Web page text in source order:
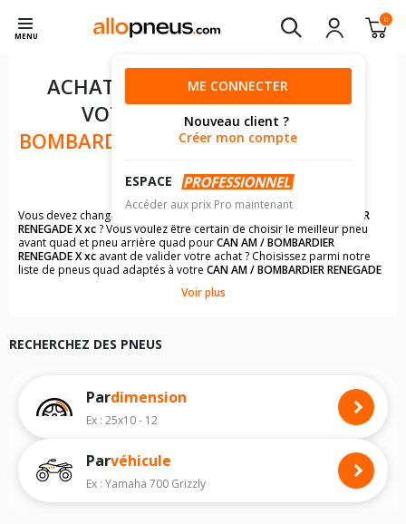
MENU
0
ME CONNECTER
Nouveau client ?
Créer mon compte
ESPACE
Accéder aux prix Pro maintenant
ACHAT DE PNEUS POUR
VOTRECAN AM /
BOMBARDIER RENEGADE X XC
1000 CM3
Vous devez changer les pneus quad de votre
CAN AM / BOMBARDIER
RENEGADE X xc? Vous voulez être certain de choisir le meilleur pneu
avant quad et pneu arrière quad pourCAN AM / BOMBARDIER
RENEGADE X xc avant de valider votre achat ? Choisissez parmi notre
liste de pneus quad adaptés à votre CAN AM / BOMBARDIER RENEGADE
dimension du pneu avant quad ou du pneu arrière quad de votre
Il n'est pas toujours évident de s'y retrouver dans le choix des
pneumatiques. Grâce à notre listing de pneus quad pour les
de votre quad.
Les images du pneu quad, les avis clients et un descriptif complet du
modèle, vous permettra de faire le bon choix de pneus quad pour
votre
Nous recommandons de toujours monter des pneus quad avec les
dimensions homologuées par le constructeur.
Pour voir notre liste de pneus quad, veuillez sélectionner la dimension
Voir plus
RECHERCHEZ DES PNEUS
Pardimension
Ex : 25x10 - 12
Parvéhicule
Ex : Yamaha 700 Grizzly